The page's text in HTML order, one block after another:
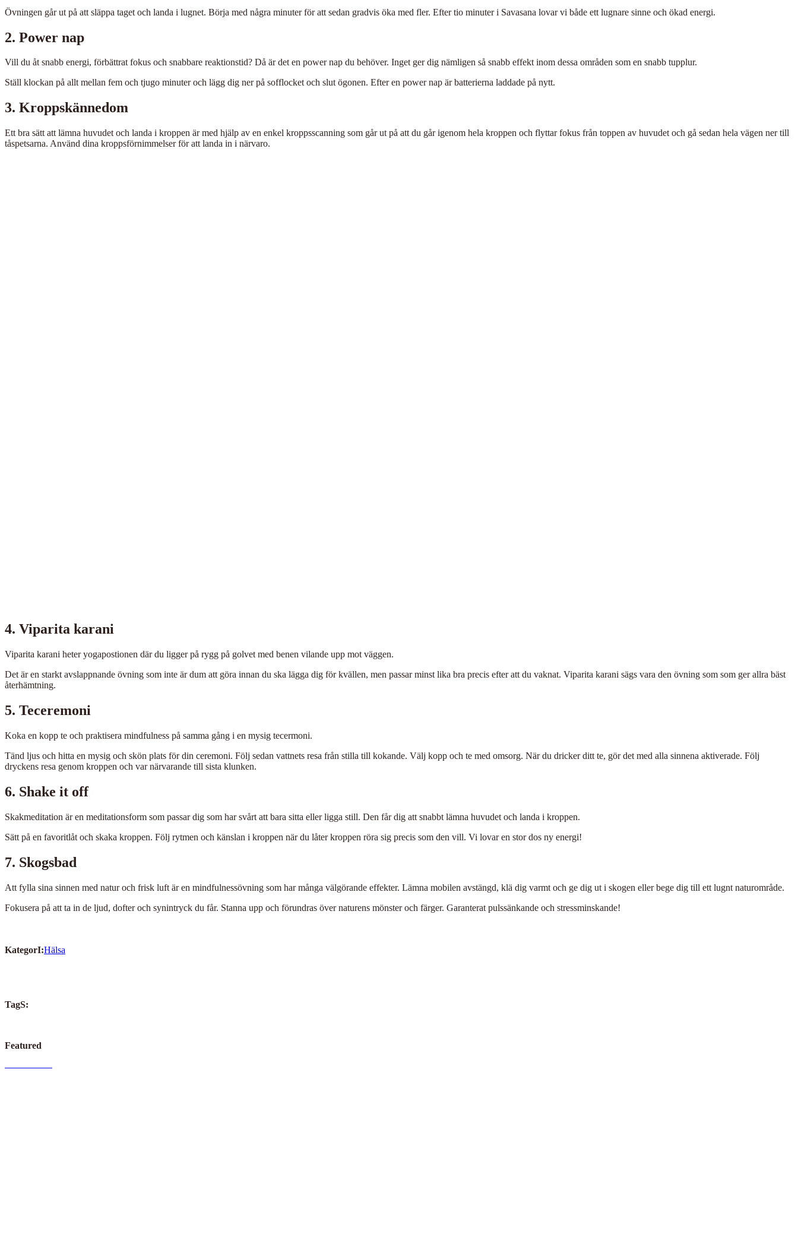
Övningen går ut på att släppa taget och landa i lugnet. Börja med några minuter för att sedan gradvis öka med fler. Efter tio minuter i Savasana lovar vi både ett lugnare sinne och ökad energi.
2. Power nap
Vill du åt snabb energi, förbättrat fokus och snabbare reaktionstid? Då är det en power nap du behöver. Inget ger dig nämligen så snabb effekt inom dessa områden som en snabb tupplur.
Ställ klockan på allt mellan fem och tjugo minuter och lägg dig ner på sofflocket och slut ögonen. Efter en power nap är batterierna laddade på nytt.
3. Kroppskännedom
Ett bra sätt att lämna huvudet och landa i kroppen är med hjälp av en enkel kroppsscanning som går ut på att du går igenom hela kroppen och flyttar fokus från toppen av huvudet och gå sedan hela vägen ner till
tåspetsarna. Använd dina kroppsförnimmelser för att landa in i närvaro.
4. Viparita karani
Viparita karani heter yogapostionen där du ligger på rygg på golvet med benen vilande upp mot väggen.
Det är en starkt avslappnande övning som inte är dum att göra innan du ska lägga dig för kvällen, men passar minst lika bra precis efter att du vaknat. Viparita karani sägs vara den övning som som ger allra bäst
återhämtning.
5. Teceremoni
Koka en kopp te och praktisera mindfulness på samma gång i en mysig tecermoni.
Tänd ljus och hitta en mysig och skön plats för din ceremoni. Följ sedan vattnets resa från stilla till kokande. Välj kopp och te med omsorg. När du dricker ditt te, gör det med alla sinnena aktiverade. Följ
dryckens resa genom kroppen och var närvarande till sista klunken.
6. Shake it off
Skakmeditation är en meditationsform som passar dig som har svårt att bara sitta eller ligga still. Den får dig att snabbt lämna huvudet och landa i kroppen.
Sätt på en favoritlåt och skaka kroppen. Följ rytmen och känslan i kroppen när du låter kroppen röra sig precis som den vill. Vi lovar en stor dos ny energi!
7. Skogsbad
Att fylla sina sinnen med natur och frisk luft är en mindfulnessövning som har många välgörande effekter. Lämna mobilen avstängd, klä dig varmt och ge dig ut i skogen eller bege dig till ett lugnt naturområde.
Fokusera på att ta in de ljud, dofter och synintryck du får. Stanna upp och förundras över naturens mönster och färger. Garanterat pulssänkande och stressminskande!
KategorI:Hälsa
TagS:
Featured